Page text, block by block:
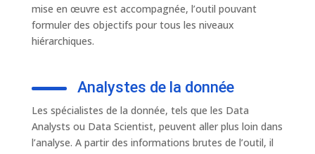
mise en œuvre est accompagnée, l’outil pouvant
formuler des objectifs pour tous les niveaux
hiérarchiques.
Analystes de la donnée
Les spécialistes de la donnée, tels que les Data
Analysts ou Data Scientist, peuvent aller plus loin dans
l’analyse. A partir des informations brutes de l’outil, il